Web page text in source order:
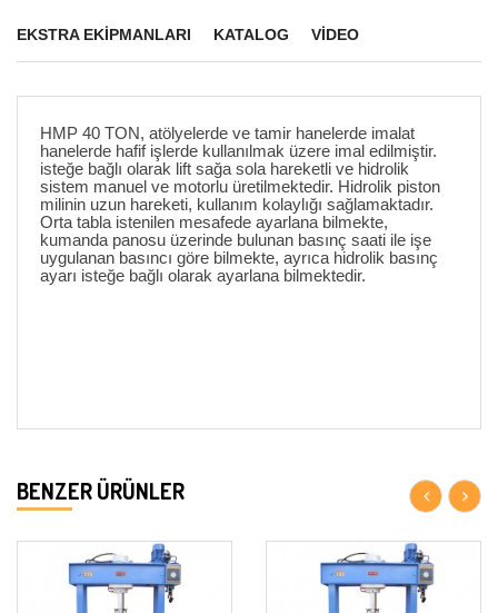
EKSTRA EKİPMANLARI KATALOG VIDEO
HMP 40 TON, atölyelerde ve tamir hanelerde imalat
hanelerde hafif işlerde kullanılmak üzere imal edilmiştir.
isteğe bağlı olarak lift sağa sola hareketli ve hidrolik
sistem manuel ve motorlu üretilmektedir. Hidrolik piston
milinin uzun hareketi, kullanım kolaylığı sağlamaktadır.
Orta tabla istenilen mesafede ayarlana bilmekte,
kumanda panosu üzerinde bulunan basınç saati ile işe
uygulanan basıncı göre bilmekte, ayrıca hidrolik basınç
ayarı isteğe bağlı olarak ayarlana bilmektedir.
BENZER ÜRÜNLER